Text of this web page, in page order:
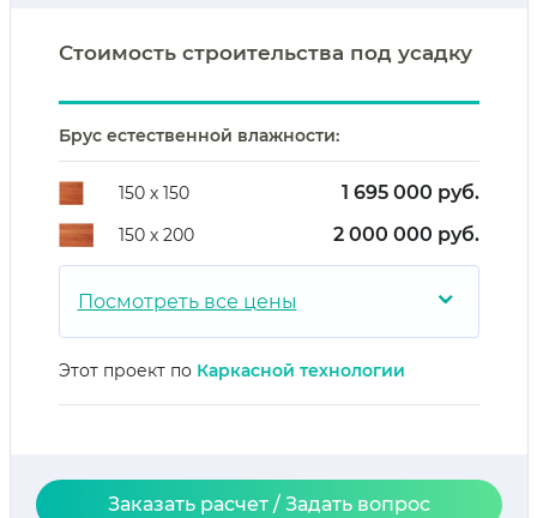
Стоимость строительства под усадку
Брус естественной влажности:
150 х 150 1 695 000 руб.
150 х 200 2 000 000 руб.
Посмотреть все цены ⌄
Этот проект по Каркасной технологии
Заказать расчет / Задать вопрос